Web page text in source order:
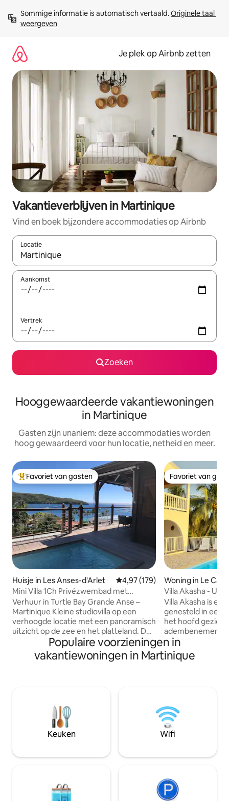
direct
naar
Sommige informatie is automatisch vertaald. Originele taal
weergeven
Je plek op Airbnb zetten
Vakantieverblijven in Martinique
Vind en boek bijzondere accommodaties op Airbnb
Locatie
Wanneer er resultaten beschikbaar zijn, maak je een keuze
Aankomst
Vertrek
Zoeken
Hooggewaardeerde vakantiewoningen
in Martinique
Gasten zijn unaniem: deze accommodaties worden
hoog gewaardeerd voor hun locatie, netheid en meer.
Topfavoriet van gasten
Favoriet van gasten
Huisje in Les Anses-d'Arlet Gemiddelde beoordeling van
4,97 (179)
Mini Villa 1Ch Privézwembad met
zeezicht en toegang tot de zee
Verhuur in Turtle Bay Grande Anse –
Martinique Kleine studiovilla op een
verhoogde locatie met een panoramisch
uitzicht op de zee en het platteland. De
toegang tot de zee ligt op 50 m
wandelafstand. Strand dat het hele jaar
door bekend staat om de vele groene
een volledig uitgeruste keuken op het
overdekte terras en een privézwembad
van 2 m x 3 m op het open terras. TiSable
restaurant op 50 m afstand en kleine
Favoriet van
Favoriet van
Woning in Le
Villa Akasha -
en de Caribische
Villa Akasha is
genesteld in een
het hoofd gezien
adembenemend
Caribische Zee.
van de stad, alle
(supermarkten,
villa is perfect
momenten met
garandeert je
dat comfort,
Populaire voorzieningen in
vakantiewoningen in Martinique
Keuken Wifi